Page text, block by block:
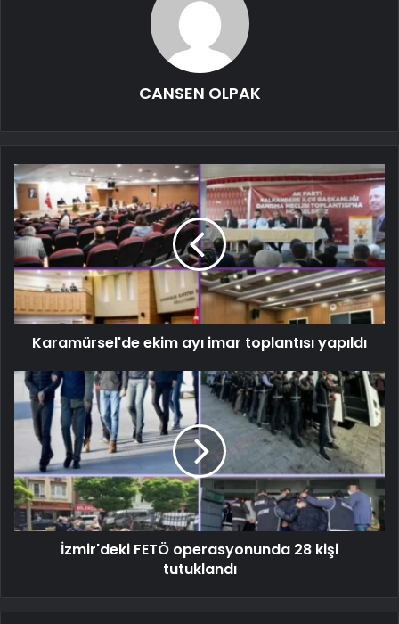
CANSEN OLPAK
Karamürsel'de ekim ayı imar toplantısı yapıldı
İzmir'deki FETÖ operasyonunda 28 kişi
tutuklandı